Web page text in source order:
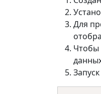
Для
Чтобы